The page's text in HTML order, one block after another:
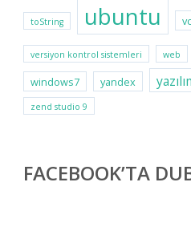
toString ubuntu
versiyon kontrol sistemleri web
windows7 yandex
zend studio 9
FACEBOOK’TA